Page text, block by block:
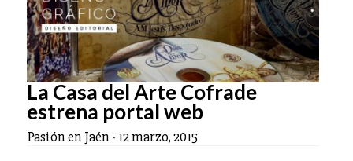
La Casa del Arte Cofrade
estrena portal web
Pasión en Jaén - 12 marzo, 2015